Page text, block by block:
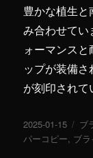
豊かな植生と
み合わせてい
ォーマンス
ップが装備
が刻印されて
投
稿
2025-01-15
カ
テ
ブ
パーコピー, ブ